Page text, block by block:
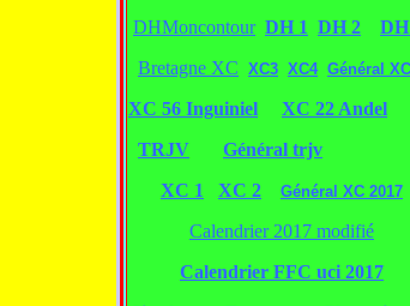
DHMoncontour DH 1 DH 2
Bretagne XC XC3 XC4 Général XC
XC 56 Inguiniel
XC 22 Andel
TRJV
Général trjv
XC 1
XC 2 Général XC 2017
Calendrier 2017 modifié
Calendrier FFC uci 2017